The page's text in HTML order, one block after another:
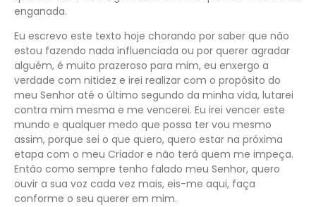
enganada.
Eu escrevo este texto hoje chorando por saber que não
estou fazendo nada influenciada ou por querer agradar
alguém, é muito prazeroso para mim, eu enxergo a
verdade com nitidez e irei realizar com o propósito do
meu Senhor até o último segundo da minha vida, lutarei
contra mim mesma e me vencerei. Eu irei vencer este
mundo e qualquer medo que possa ter vou mesmo
assim, porque sei o que quero, quero estar na próxima
etapa com o meu Criador e não terá quem me impeça.
Então como sempre tenho falado meu Senhor, quero
ouvir a sua voz cada vez mais, eis-me aqui, faça
conforme o seu querer em mim.